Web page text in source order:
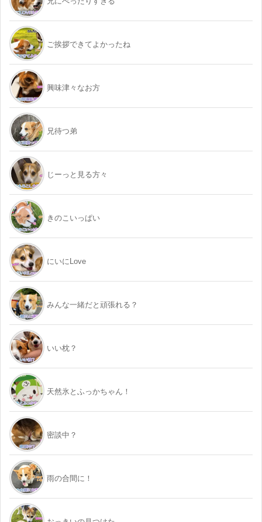
ご挨拶できてよかったね
興味津々なお方
兄待つ弟
じーっと見る方々
きのこいっぱい
にいにLove
みんな一緒だと頑張れる？
いい枕？
天然氷とふっかちゃん！
密談中？
雨の合間に！